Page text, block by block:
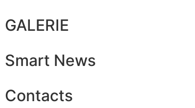
GALERIE
Smart News
Contacts